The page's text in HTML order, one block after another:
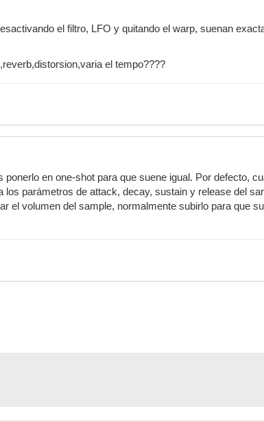
el filtro, LFO y quitando el warp, suenan
el tempo????
en one-shot para que suene igual. Por defecto,
parámetros de attack, decay, sustain y release del
el volumen del sample, normalmente subirlo para que